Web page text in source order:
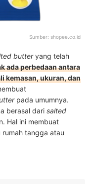
Sumber: shopee.co.id
butteryang telah
ada perbedaan antara
kemasan, ukuran, dan
pada umumnya.
berasal dari salted
Hal ini membuat
tangga atau